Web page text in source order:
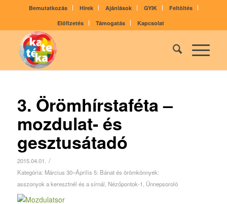
Bemutatkozás Hírek Ajánlások GYIK
Feltöltés
Előfizetés
Támogatás Kapcsolat
3. Örömhírstaféta –
mozdulat- és
gesztusátadó
2015.04.01. /
Kategória: Március 30–Április 5: Bánat­ és örömkönnyek:
asszonyok a keresztnél és a sírnál Nézőpontok-1 Ünnepsoroló